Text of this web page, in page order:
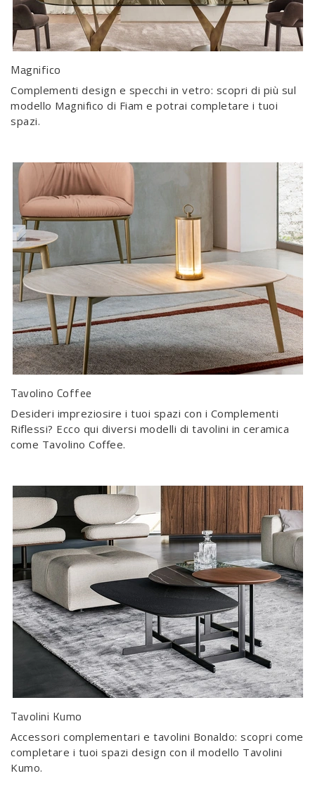
Magnifico
Complementi design e specchi in vetro: scopri di più sul
modello Magnifico di Fiam e potrai completare i tuoi
spazi.
Tavolino Coffee
Desideri impreziosire i tuoi spazi con i Complementi
Riflessi? Ecco qui diversi modelli di tavolini in ceramica
come Tavolino Coffee.
Tavolini Kumo
Accessori complementari e tavolini Bonaldo: scopri come
completare i tuoi spazi design con il modello Tavolini
Kumo.